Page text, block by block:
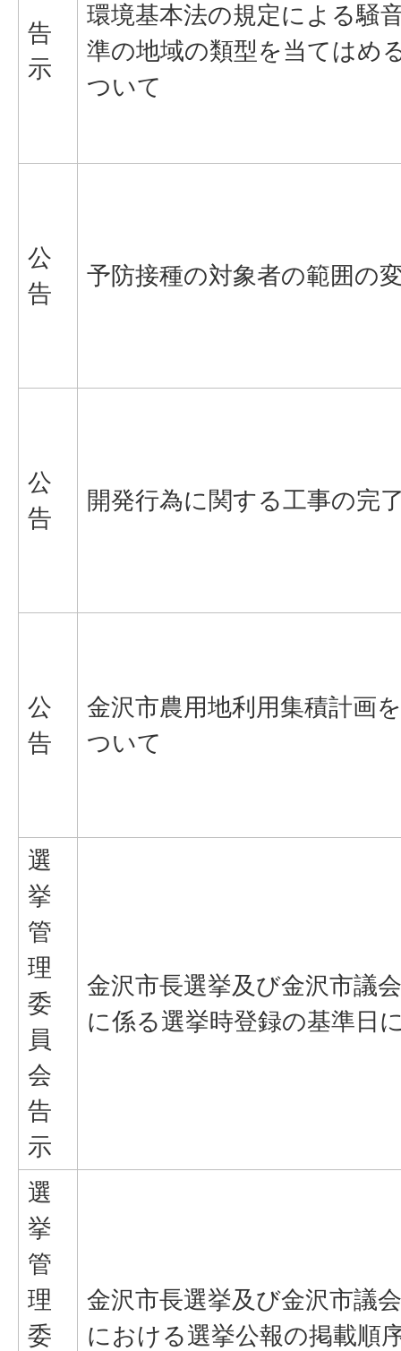
告
示
環境基本法の規定による騒
準の地域の類型を当てはめ
ついて
公
告
予防接種の対象者の範囲の
公
告
開発行為に関する工事の完
公
告
金沢市農用地利用集積計画
ついて
選
挙
管
理
委
員
会
告
示
金沢市長選挙及び金沢市議
に係る選挙時登録の基準日
選
挙
管
理
委
金沢市長選挙及び金沢市議
における選挙公報の掲載順